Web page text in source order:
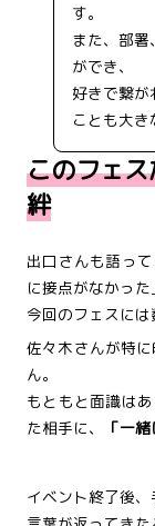
す。
また、部署
ができ、
好きで繋が
ことも大き
このフェ
絆
出口さんも語っ
に接点がなかっ
今回のフェスには
佐々木さんが特
ん。
もともと面識は
た相手に、
「一
イベント終了後